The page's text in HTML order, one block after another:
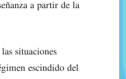
a partir de la
situaciones
escindido del